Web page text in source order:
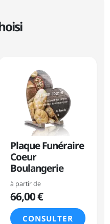
Plaque Funéraire
Coeur
Boulangerie
à partir de
66,00 €
CONSULTER